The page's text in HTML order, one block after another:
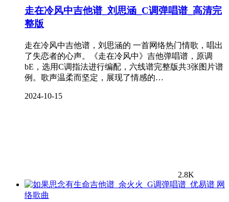
走在冷风中吉他谱_刘思涵_C调弹唱谱_高清完
整版
走在冷风中吉他谱，刘思涵的 一首网络热门情歌，唱出
了失恋者的心声。《走在冷风中》吉他弹唱谱，原调
bE，选用C调指法进行编配，六线谱完整版共3张图片谱
例。歌声温柔而坚定，展现了情感的…
2024-10-15
2.8K
网
络歌曲